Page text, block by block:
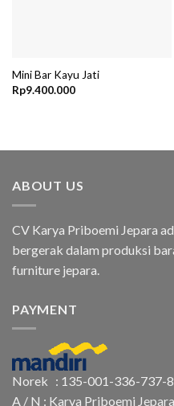
Mini Bar Kayu Jati
Rp9.400.000
ABOUT US
CV Karya Priboemi Jepara
bergerak dalam produksi
furniture jepara.
PAYMENT
Norek : 135-001-336-737-8
A / N : Karya Priboemi Jepara